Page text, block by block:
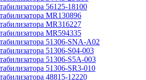
56125-18100
MR130896
MR316227
MR594335
51306-SNA-A02
51306-S04-003
51306-S5A-003
51306-SR3-010
48815-12220